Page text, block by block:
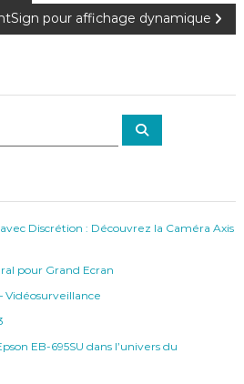
pour affichage dynamique
R
c
e
r
Discrétion : Découvrez la Caméra Axis
pour Grand Ecran
Vidéosurveillance
EB-695SU dans l’univers du